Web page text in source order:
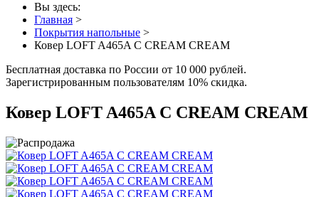
Вы здесь:
Главная >
Покрытия напольные >
Ковер LOFT A465A C CREAM CREAM
Бесплатная доставка по России от 10 000 рублей.
Зарегистрированным пользователям 10% скидка.
Ковер LOFT A465A C CREAM CREAM